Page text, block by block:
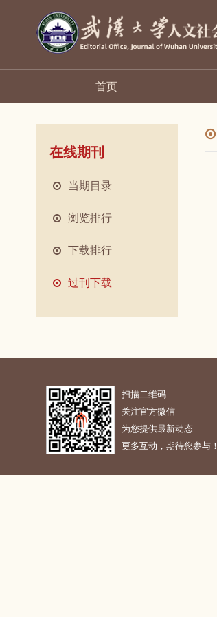
首页
在线期刊
当期目录
浏览排行
下载排行
过刊下载
扫描二维码
关注官方微信
为您提供最新动态
更多互动，期待您参与！